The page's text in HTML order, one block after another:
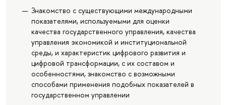
Знакомство с существующими международными
показателями, используемыми для оценки
качества государственного управления, качества
управления экономикой и институциональной
среды, и характеристик цифрового развития и
цифровой трансформации, с их составом и
особенностями, знакомство с возможными
способами применения подобных показателей в
государственном управлении